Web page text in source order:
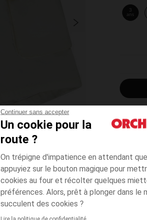
Continuer sans accepter
Un cookie pour la
route ?
On trépigne d'impatience en attendant
appuyiez sur le bouton magique pour
cookies au four et récolter quelques
préférences. Alors, prêt à plonger dans le
succulent des cookies ?
3
ans